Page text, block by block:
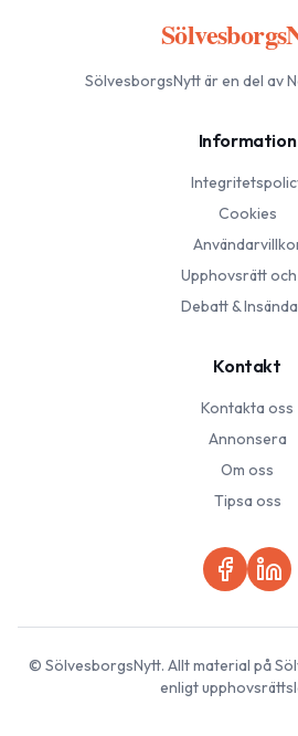
SölvesborgsNyttär en del av
Information
Cookies
Upphovsrätt och
Debatt &
Kontakt
Kontakta oss
Annonsera
Om oss
Tipsa oss
© SölvesborgsNytt. Allt material på
enligt